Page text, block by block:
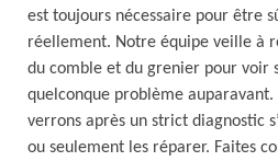
est toujours nécessaire pour être
réellement. Notre équipe veille à
du comble et du grenier pour voir
quelconque problème auparavant.
verrons après un strict diagnostic
ou seulement les réparer. Faites